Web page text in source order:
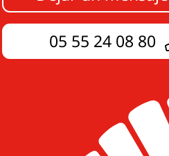
05 55 24 08 80